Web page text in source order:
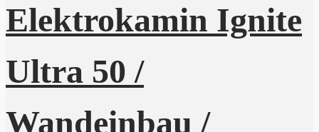
Elektrokamin Ignite
Ultra 50 /
Wandeinbau /